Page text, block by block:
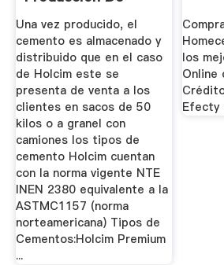
Cemento Holcim ...
Una vez producido, el
cemento es almacenado y
distribuido que en el caso
de Holcim este se
presenta de venta a los
clientes en sacos de 50
kilos o a granel con
camiones los tipos de
cemento Holcim cuentan
con la norma vigente NTE
INEN 2380 equivalente a la
ASTMC1157 (norma
norteamericana) Tipos de
Cementos:Holcim Premium
...
los
Online
Efecty